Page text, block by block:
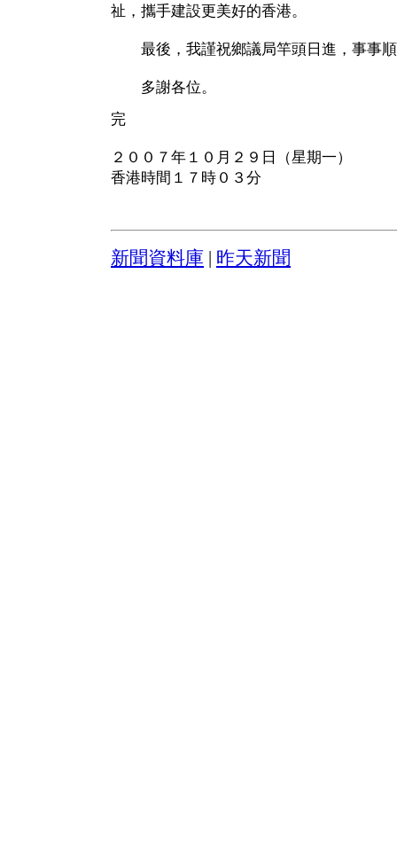
祉，攜手建設更美好的香港。
最後，我謹祝鄉議局竿頭日進，事事
多謝各位。
完
２００７年１０月２９日（星期一）
香港時間１７時０３分
新聞資料庫 昨天新聞